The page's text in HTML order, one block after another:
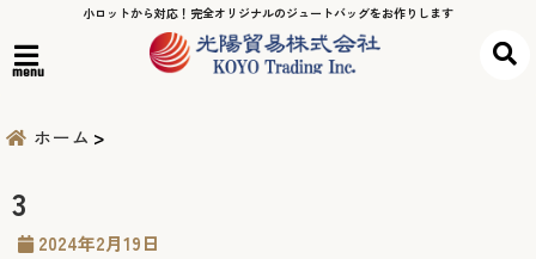
小ロットから対応！完全オリジナルのジュートバッグをお作りします
menu
ホーム
3
2024年2月19日